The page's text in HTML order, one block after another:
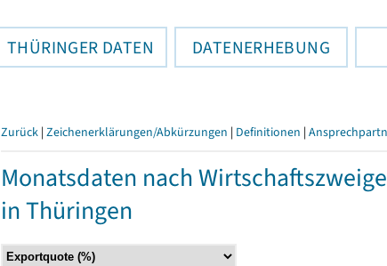
THÜRINGER DATEN DATENERHEBUNG
Zurück | Zeichenerklärungen/Abkürzungen | Definitionen |
Monatsdaten nach
in Thüringen